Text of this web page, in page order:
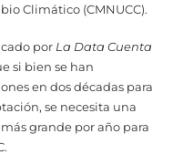
Climático (CMNUCC).
por La Data Cuenta
si bien se han
en dos décadas para
se necesita una
grande por año para